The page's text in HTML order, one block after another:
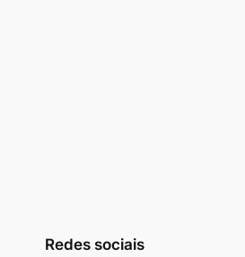
Redes sociais